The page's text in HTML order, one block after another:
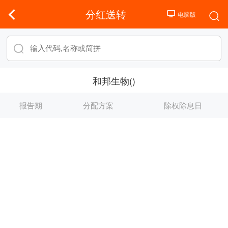
分红送转
和邦生物()
报告期 分配方案 除权除息日